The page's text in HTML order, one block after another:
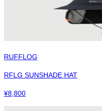
RUFFLOG
RFLG SUNSHADE HAT
¥8,800